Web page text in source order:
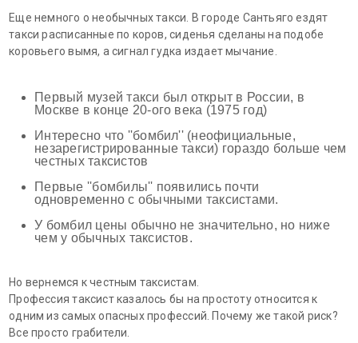
Еще немного о необычных такси. В городе Сантьяго ездят
такси расписанные по коров, сиденья сделаны на подобе
коровьего вымя, а сигнал гудка издает мычание.
Первый музей такси был открыт в России, в
Москве в конце 20-ого века (1975 год)
Интересно что ''бомбил'' (неофициальные,
незарегистрированные такси) гораздо больше чем
честных таксистов
Первые ''бомбилы'' появились почти
одновременно с обычными таксистами.
У бомбил цены обычно не значительно, но ниже
чем у обычных таксистов.
Но вернемся к честным таксистам.
Профессия таксист казалось бы на простоту относится к
одним из самых опасных профессий. Почему же такой риск?
Все просто грабители.